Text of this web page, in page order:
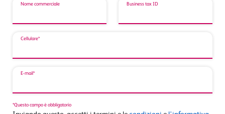
Nome commerciale Business tax ID
Cellulare*
E-mail*
*Questo campo è obbligatorio